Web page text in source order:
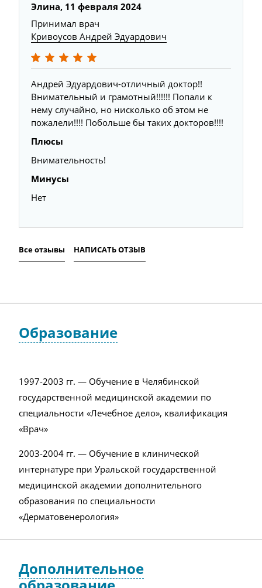
Элина, 11 февраля 2024
Принимал врач
Кривоусов Андрей Эдуардович
Андрей Эдуардович-отличный доктор!!
Внимательный и грамотный!!!!!! Попали к
нему случайно, но нисколько об этом не
пожалели!!!! Побольше бы таких докторов!!!!
Плюсы
Внимательность!
Минусы
Нет
Все отзывы НАПИСАТЬ ОТЗЫВ
Образование
1997-2003 гг. — Обучение в Челябинской
государственной медицинской академии по
специальности «Лечебное дело», квалификация
«Врач»
2003-2004 гг. — Обучение в клинической
интернатуре при Уральской государственной
медицинской академии дополнительного
образования по специальности
«Дерматовенерология»
Дополнительное